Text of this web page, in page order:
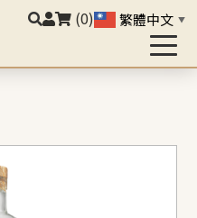
(0) 繁體中文 ▼